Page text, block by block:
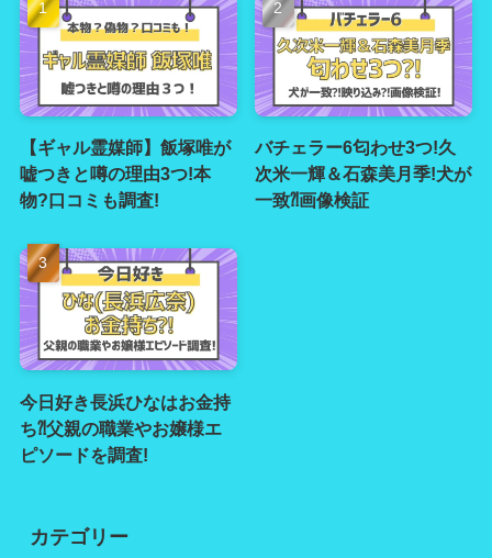
【ギャル霊媒師】飯塚唯が
嘘つきと噂の理由3つ!本
物?口コミも調査!
バチェラー6匂わせ3つ!久
次米一輝＆石森美月季!犬が
一致⁈画像検証
今日好き長浜ひなはお金持
ち⁈父親の職業やお嬢様エ
ピソードを調査!
カテゴリー